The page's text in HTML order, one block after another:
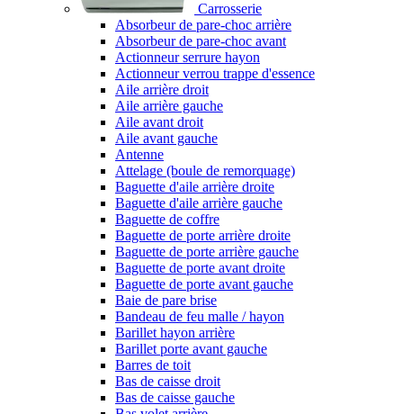
Carrosserie
Absorbeur de pare-choc arrière
Absorbeur de pare-choc avant
Actionneur serrure hayon
Actionneur verrou trappe d'essence
Aile arrière droit
Aile arrière gauche
Aile avant droit
Aile avant gauche
Antenne
Attelage (boule de remorquage)
Baguette d'aile arrière droite
Baguette d'aile arrière gauche
Baguette de coffre
Baguette de porte arrière droite
Baguette de porte arrière gauche
Baguette de porte avant droite
Baguette de porte avant gauche
Baie de pare brise
Bandeau de feu malle / hayon
Barillet hayon arrière
Barillet porte avant gauche
Barres de toit
Bas de caisse droit
Bas de caisse gauche